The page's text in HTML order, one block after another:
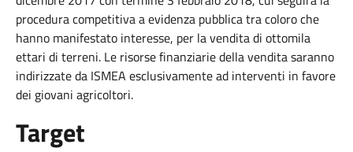
procedura competitiva a evidenza pubblica tra coloro che
hanno manifestato interesse, per la vendita di ottomila
ettari di terreni. Le risorse finanziarie della vendita saranno
indirizzate da ISMEA esclusivamente ad interventi in favore
dei giovani agricoltori.
Target